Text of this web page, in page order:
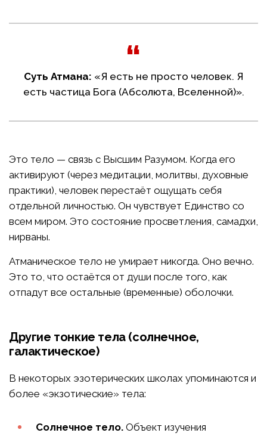
Суть Атмана: «Я есть не просто человек. Я
есть частица Бога (Абсолюта, Вселенной)».
Это тело — связь с Высшим Разумом. Когда его
активируют (через медитации, молитвы, духовные
практики), человек перестаёт ощущать себя
отдельной личностью. Он чувствует Единство со
всем миром. Это состояние просветления, самадхи,
нирваны.
Атманическое тело не умирает никогда. Оно вечно.
Это то, что остаётся от души после того, как
отпадут все остальные (временные) оболочки.
Другие тонкие тела (солнечное,
галактическое)
В некоторых эзотерических школах упоминаются и
более «экзотические» тела:
Солнечное тело. Объект изучения